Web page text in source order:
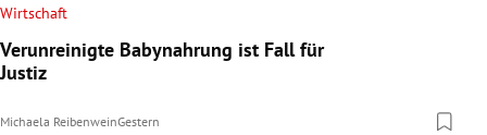
Wirtschaft
Verunreinigte Babynahrung ist Fall für
Justiz
Michaela ReibenweinGestern